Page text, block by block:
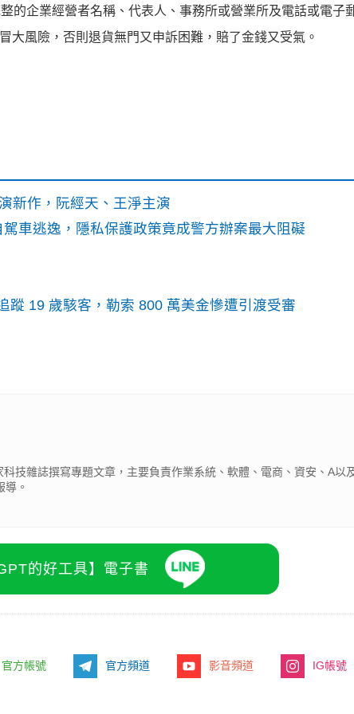
的企業經營者名稱、代表人、事務所或營業所及電話或電子
大風險，否則退貨無門又申訴困難，賠了金錢又受氣。
新作，阮經天、王淨主演
車逃逸，隱私保護政策竟成警方辦案最大阻礙
蹤 19 歲駭客，勒索 800 萬美金慘遭引渡受審
技雜誌撰寫專題文章，主要負責作業系統、軟體、電商、資安、A以
。
的好工具】電子書
官方帳號 官方頻道 影音頻道 IG帳號